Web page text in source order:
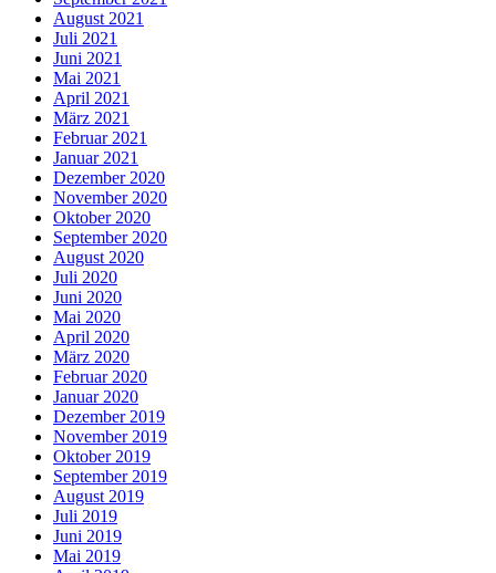
August 2021
Juli 2021
Juni 2021
Mai 2021
April 2021
März 2021
Februar 2021
Januar 2021
Dezember 2020
November 2020
Oktober 2020
September 2020
August 2020
Juli 2020
Juni 2020
Mai 2020
April 2020
März 2020
Februar 2020
Januar 2020
Dezember 2019
November 2019
Oktober 2019
September 2019
August 2019
Juli 2019
Juni 2019
Mai 2019